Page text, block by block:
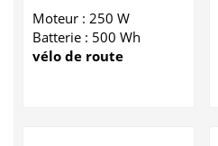
Moteur : 250 W
Batterie : 500 Wh
vélo de route